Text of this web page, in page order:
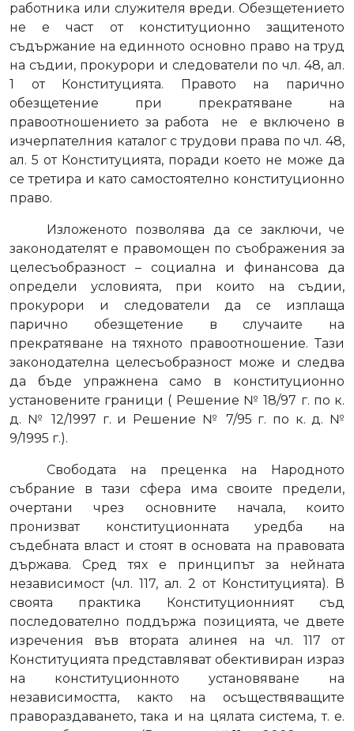
работника или служителя вреди. Обезщетението
не е част от конституционно защитеното
съдържание на единното основно право на труд
на съдии, прокурори и следователи по чл. 48, ал.
1 от Конституцията. Правото на парично
обезщетение при прекратяване на
правоотношението за работа
не
е включено в
изчерпателния каталог с трудови права по чл. 48,
ал. 5 от Конституцията, поради което не може да
се третира и като самостоятелно конституционно
право.
Изложеното позволява да се заключи, че
законодателят е правомощен по съображения за
целесъобразност – социална и финансова да
определи условията, при които на съдии,
прокурори и следователи да се изплаща
парично обезщетение в случаите на
прекратяване на тяхното правоотношение. Тази
законодателна целесъобразност може и следва
да бъде упражнена само в конституционно
установените граници ( Решение № 18/97 г. по к.
д. № 12/1997 г. и Решение № 7/95 г. по к. д. №
9/1995 г.).
Свободата на преценка на Народното
събрание в тази сфера има своите предели,
очертани чрез основните начала, които
пронизват конституционната уредба на
съдебната власт и стоят в основата на правовата
държава. Сред тях е принципът за нейната
независимост (чл. 117, ал. 2 от Конституцията). В
своята практика Конституционният съд
последователно поддържа позицията, че двете
изречения във втората алинея на чл. 117 от
Конституцията представляват обективиран израз
на конституционното установяване на
независимостта, както на осъществяващите
правораздаването, така и на цялата система, т. е.